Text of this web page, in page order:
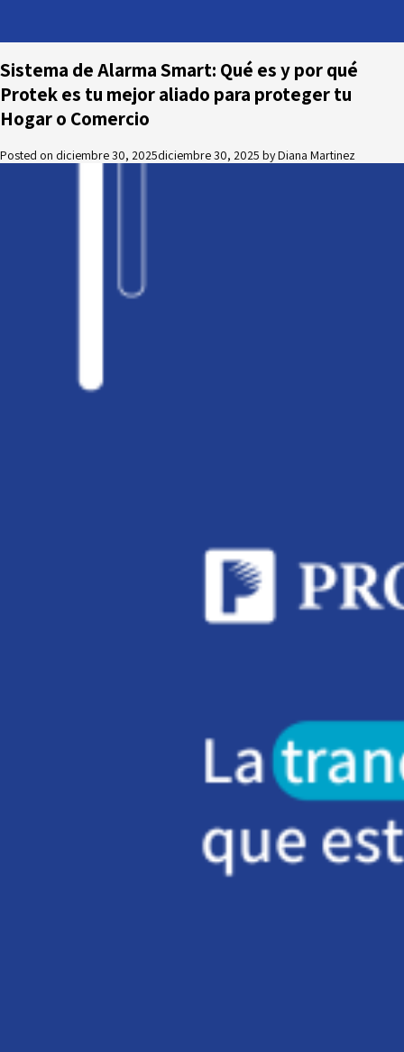
Sistema de Alarma Smart: Qué es y por qué
Protek es tu mejor aliado para proteger tu
Hogar o Comercio
Posted on diciembre 30, 2025diciembre 30, 2025 byDiana Martinez